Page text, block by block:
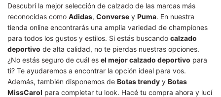
Descubrí la mejor selección de calzado de las marcas más
reconocidas como Adidas, Converse y Puma. En nuestra
tienda online encontrarás una amplia variedad de championes
para todos los gustos y estilos. Si estás buscando calzado
deportivo de alta calidad, no te pierdas nuestras opciones.
¿No estás seguro de cuál es el mejor calzado deportivo para
ti? Te ayudaremos a encontrar la opción ideal para vos.
Además, también disponemos de Botas trendy y Botas
MissCarol para completar tu look. Hacé tu compra ahora y lucí